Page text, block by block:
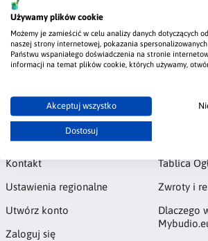
Używamy plików cookie
Możemy je zamieścić w celu analizy danych dotyczących
naszej strony internetowej, pokazania
Państwu wspaniałego doświadczenia na stronie
informacji na temat plików cookie, których używamy,
Akceptuj wszystko
Dostosuj
Chcesz dowiedzieć się jak chronić
i porastaniem zielonym? Przeczytaj ten
się dowiedz.
#Elewacja #ochrona elewacji #lakier
elewacji
Kontakt
Ustawienia regionalne
Utwórz konto
Zaloguj się
Tablica
Zwroty i
Dlaczego